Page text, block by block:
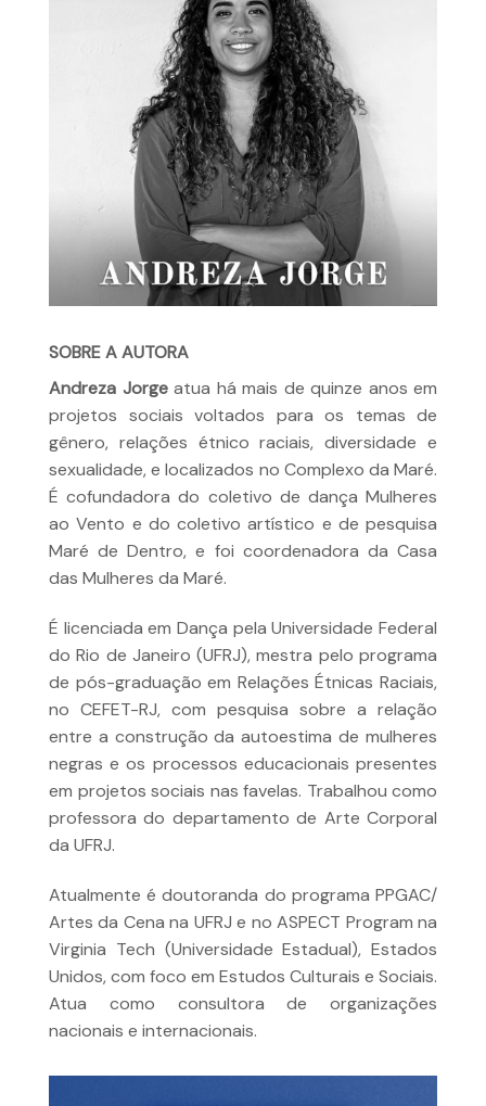
SOBRE A AUTORA
Andreza Jorgeatua há mais de quinze anos em
projetos sociais voltados para os temas de
gênero, relações étnico raciais, diversidade e
sexualidade, e localizados no Complexo da Maré.
É cofundadora do coletivo de dança Mulheres
ao Vento e do coletivo artístico e de pesquisa
Maré de Dentro, e foi coordenadora da Casa
das Mulheres da Maré.
É licenciada em Dança pela Universidade Federal
do Rio de Janeiro (UFRJ), mestra pelo programa
de pós-graduação em Relações Étnicas Raciais,
no CEFET-RJ, com pesquisa sobre a relação
entre a construção da autoestima de mulheres
negras e os processos educacionais presentes
em projetos sociais nas favelas. Trabalhou como
professora do departamento de Arte Corporal
da UFRJ.
Atualmente é doutoranda do programa PPGAC/
Artes da Cena na UFRJ e no ASPECT Program na
Virginia Tech (Universidade Estadual), Estados
Unidos, com foco em Estudos Culturais e Sociais.
Atua como consultora de organizações
nacionais e internacionais.